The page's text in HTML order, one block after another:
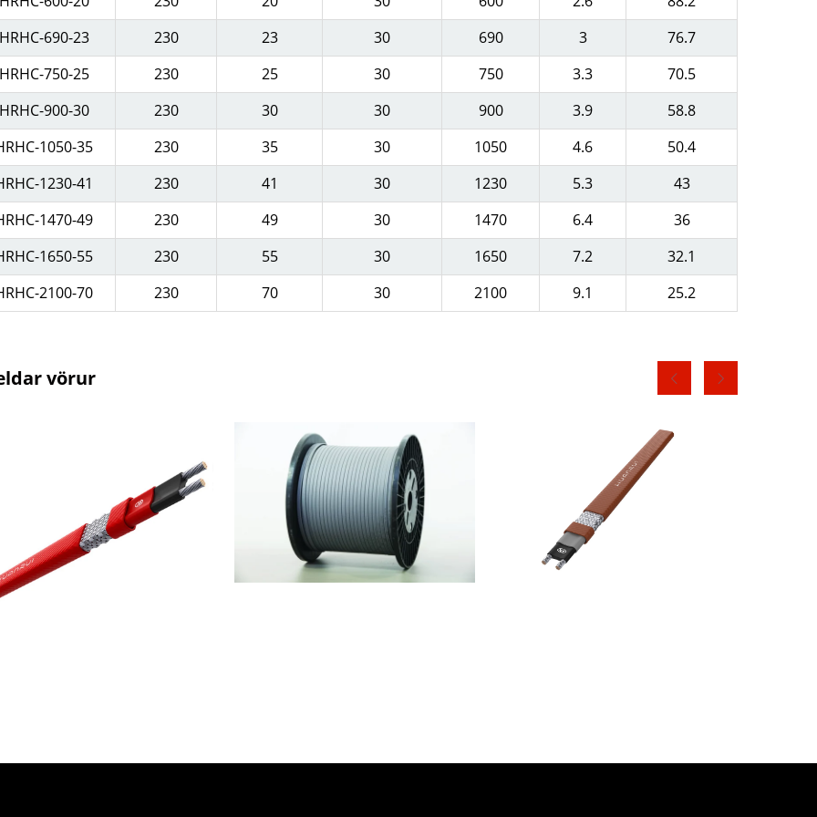
690-23
230 23 30 690 3
76.7
750-25
230 25 30 750 3.3
70.5
900-30
230 30 30 900 3.9
58.8
1050-35
230 35 30 1050 4.6
50.4
1230-41
230 41 30 1230 5.3
43
1470-49
230 49 30 1470 6.4
36
1650-55
230 55 30 1650 7.2
32.1
2100-70
230 70 30 2100 9.1 25.2
vörur